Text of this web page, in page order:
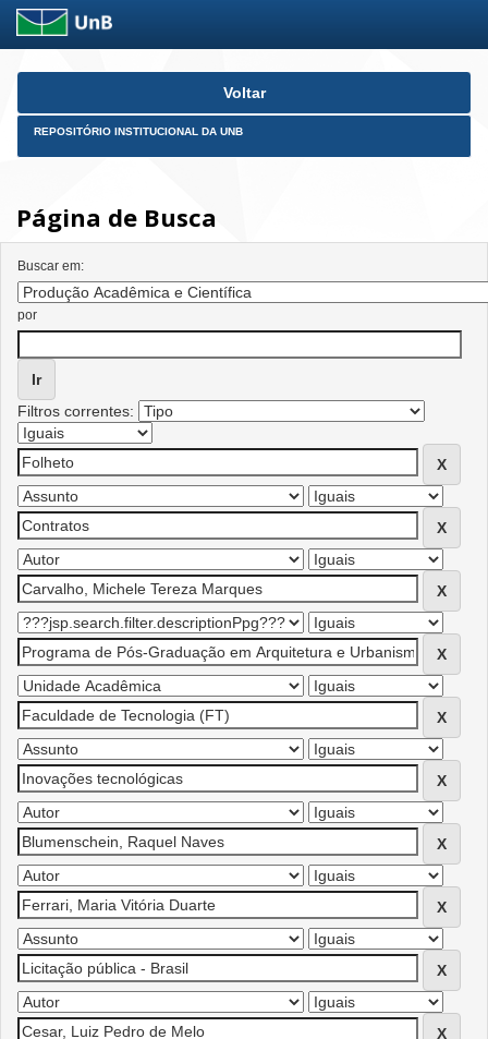
Skip
Voltar
REPOSITÓRIO INSTITUCIONAL DA UNB
Página de Busca
Buscar em:
por
Filtros correntes: